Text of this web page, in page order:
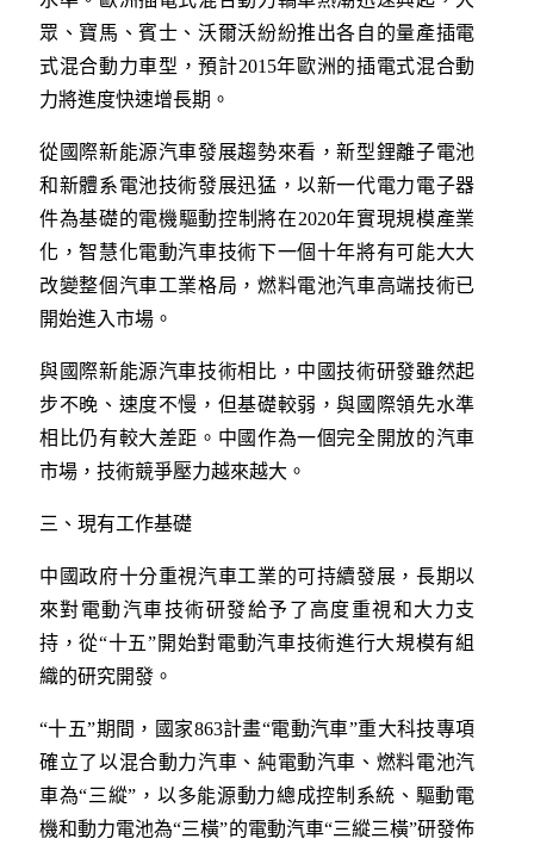
眾、寶馬、賓士、沃爾沃紛紛推出各自的量產插電
式混合動力車型，預計2015年歐洲的插電式混合動
力將進度快速增長期。
從國際新能源汽車發展趨勢來看，新型鋰離子電池
和新體系電池技術發展迅猛，以新一代電力電子器
件為基礎的電機驅動控制將在2020年實現規模產業
化，智慧化電動汽車技術下一個十年將有可能大大
改變整個汽車工業格局，燃料電池汽車高端技術已
開始進入市場。
與國際新能源汽車技術相比，中國技術研發雖然起
步不晚、速度不慢，但基礎較弱，與國際領先水準
相比仍有較大差距。中國作為一個完全開放的汽車
市場，技術競爭壓力越來越大。
三、現有工作基礎
中國政府十分重視汽車工業的可持續發展，長期以
來對電動汽車技術研發給予了高度重視和大力支
持，從“十五”開始對電動汽車技術進行大規模有組
織的研究開發。
“十五”期間，國家863計畫“電動汽車”重大科技專項
確立了以混合動力汽車、純電動汽車、燃料電池汽
車為“三縱”，以多能源動力總成控制系統、驅動電
機和動力電池為“三橫”的電動汽車“三縱三橫”研發佈